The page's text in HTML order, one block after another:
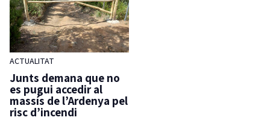
ACTUALITAT
Junts demana que no
es pugui accedir al
massís de l’Ardenya pel
risc d’incendi